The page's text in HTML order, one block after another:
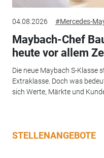
04.08.2026 #Mercedes-
Maybach-Chef
heute vor allem
Die neue Maybach S-Klasse
Extraklasse. Doch was
sich Werte, Märkte und
STELLENANGEBOTE